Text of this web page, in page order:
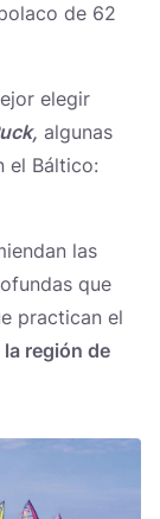
de 62
elegir
algunas
el Báltico:
las
que
practican el
la región de